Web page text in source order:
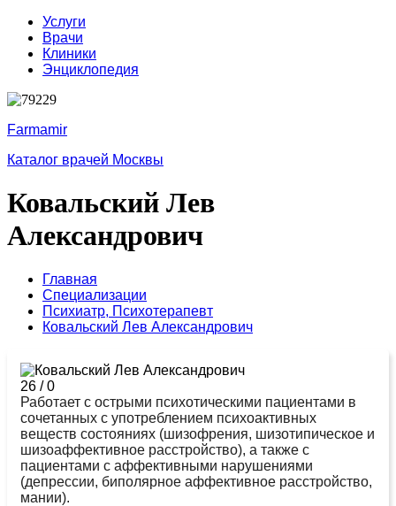
Услуги
Врачи
Клиники
Энциклопедия
Farmamir
Каталог врачей Москвы
Ковальский Лев
Александрович
Главная
Специализации
Психиатр, Психотерапевт
Ковальский Лев Александрович
26 /0
Работает с острыми психотическими пациентами в
сочетанных с употреблением психоактивных
веществ состояниях (шизофрения, шизотипическое и
шизоаффективное расстройство), а также с
пациентами с аффективными нарушениями
(депрессии, биполярное аффективное расстройство,
мании).